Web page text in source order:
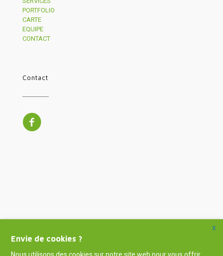
PORTFOLIO
CARTE
EQUIPE
CONTACT
Contact
X
Envie de cookies ?